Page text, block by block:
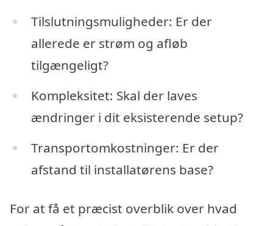
Tilslutningsmuligheder: Er der
allerede er strøm og afløb
tilgængeligt?
Kompleksitet: Skal der laves
ændringer i dit eksisterende setup?
Transportomkostninger: Er der
afstand til installatørens base?
For at få et præcist overblik over hvad